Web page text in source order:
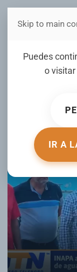
Estás
Puedes
o
IR A
Skip to main
INAPA
para
ESCRITO POR